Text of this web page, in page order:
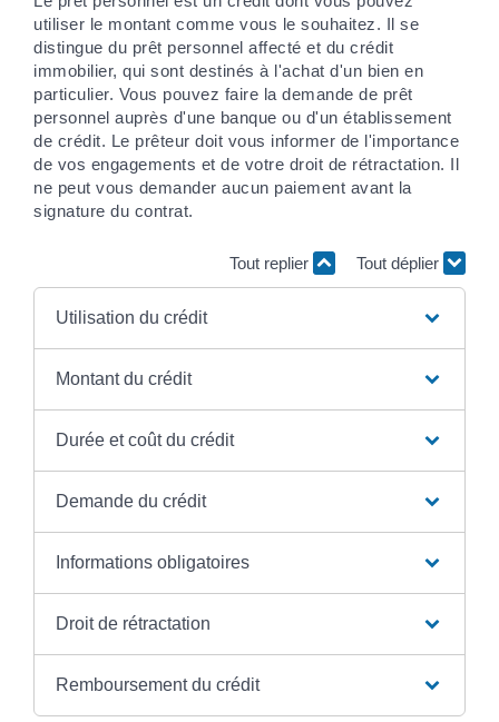
utiliser le montant comme vous le souhaitez. Il se
distingue du prêt personnel affecté et du crédit
immobilier, qui sont destinés à l'achat d'un bien en
particulier. Vous pouvez faire la demande de prêt
personnel auprès d'une banque ou d'un établissement
de crédit. Le prêteur doit vous informer de l'importance
de vos engagements et de votre droit de rétractation. Il
ne peut vous demander aucun paiement avant la
signature du contrat.
Tout replier Tout déplier
Utilisation du crédit
Montant du crédit
Durée et coût du crédit
Demande du crédit
Informations obligatoires
Droit de rétractation
Remboursement du crédit